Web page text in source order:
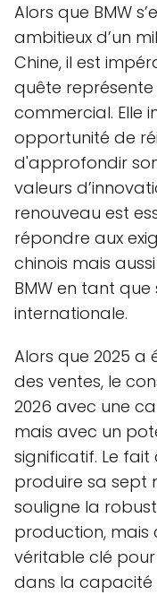
Alors que BMW
ambitieux d’un
Chine, il est
quête représente
commercial. Elle
opportunité de
d'approfondir
valeurs
renouveau est
répondre aux
chinois mais
BMW en tant
internationale.
Alors que 2025
des ventes, le
2026 avec une
mais avec un
significatif. Le
produire sa sept
souligne la
production, mais
véritable clé
dans la capacité